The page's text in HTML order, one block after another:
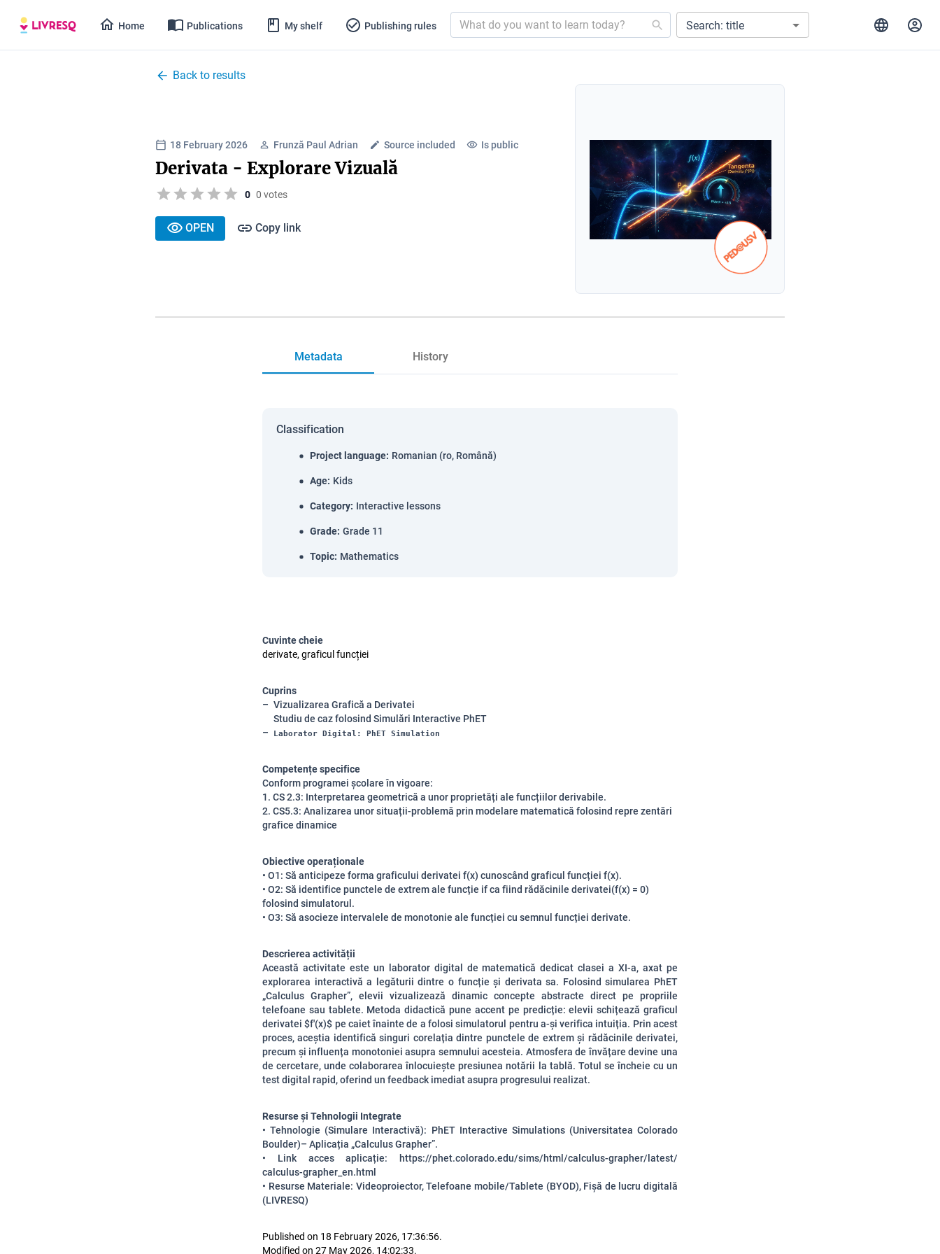
Home Publications My shelf Publishing rules Search: title
Back to results
18 February 2026 Frunză Paul Adrian Source included Is public
Derivata - Explorare Vizuală
0 0 votes
OPEN Copy link
Metadata History
Classification
Project language: Romanian (ro, Română)
Age: Kids
Category: Interactive lessons
Grade: Grade 11
Topic: Mathematics
Cuvinte cheie
derivate, graficul funcției
Cuprins
Vizualizarea Grafică a Derivatei
Studiu de caz folosind Simulări Interactive PhET
Laborator Digital: PhET Simulation
Competențe specifice
Conform programei școlare în vigoare:
1. CS 2.3: Interpretarea geometrică a unor proprietăți ale funcțiilor derivabile.
2. CS5.3: Analizarea unor situații-problemă prin modelare matematică folosind repre zentări
grafice dinamice
Obiective operaționale
• O1: Să anticipeze forma graficului derivatei f(x) cunoscând graficul funcției f(x).
• O2: Să identifice punctele de extrem ale funcție if ca fiind rădăcinile derivatei(f(x) = 0)
folosind simulatorul.
• O3: Să asocieze intervalele de monotonie ale funcției cu semnul funcției derivate.
Descrierea activității
Această activitate este un laborator digital de matematică dedicat clasei a XI-a, axat pe
explorarea interactivă a legăturii dintre o funcție și derivata sa. Folosind simularea PhET
„Calculus Grapher”, elevii vizualizează dinamic concepte abstracte direct pe propriile
telefoane sau tablete. Metoda didactică pune accent pe predicție: elevii schițează graficul
derivatei$f'(x)$ pe caiet înainte de a folosi simulatorul pentru a-și verifica intuiția. Prin acest
proces, aceștia identifică singuri corelația dintre punctele de extrem și rădăcinile derivatei,
precum și influența monotoniei asupra semnului acesteia. Atmosfera de învățare devine una
de cercetare, unde colaborarea înlocuiește presiunea notării la tablă. Totul se încheie cu un
test digital rapid, oferind un feedback imediat asupra progresului realizat.
Resurse și Tehnologii Integrate
• Tehnologie (Simulare Interactivă): PhET Interactive Simulations (Universitatea Colorado
Boulder)– Aplicația „Calculus Grapher”.
• Link acces aplicație: https://phet.colorado.edu/sims/html/calculus-grapher/latest/
calculus-grapher_en.html
• Resurse Materiale: Videoproiector, Telefoane mobile/Tablete (BYOD), Fișă de lucru digitală
(LIVRESQ)
Published on 18 February 2026, 17:36:56.
Modified on 27 May 2026, 14:02:33.